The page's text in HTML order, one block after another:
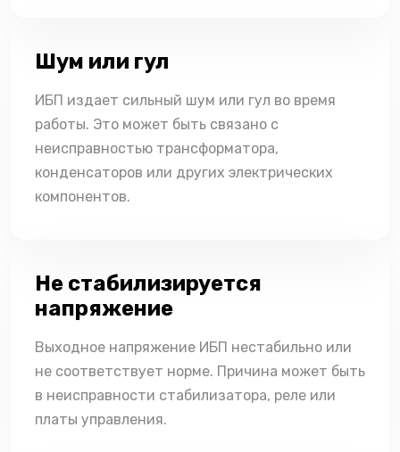
Шум или гул
ИБП издает сильный шум или гул во время
работы. Это может быть связано с
неисправностью трансформатора,
конденсаторов или других электрических
компонентов.
Не стабилизируется
напряжение
Выходное напряжение ИБП нестабильно или
не соответствует норме. Причина может быть
в неисправности стабилизатора, реле или
платы управления.